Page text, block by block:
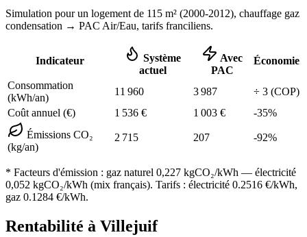
Simulation pour un logement de 115 m² (2000-2012), chauffage gaz
condensation → PAC Air/Eau, tarifs franciliens.
Indicateur
Système
actuel
Avec
PAC
Économie
Consommation
(kWh/an)
11 960 3 987 ÷ 3 (COP)
Coût annuel (€)
1 536 € 1 003 € -35%
Émissions CO₂
(kg/an)
2 715 207 -92%
* Facteurs d'émission : gaz naturel 0,227 kgCO₂/kWh — électricité
0,052 kgCO₂/kWh (mix français). Tarifs : électricité 0.2516 €/kWh,
gaz 0.1284 €/kWh.
Rentabilité à Villejuif